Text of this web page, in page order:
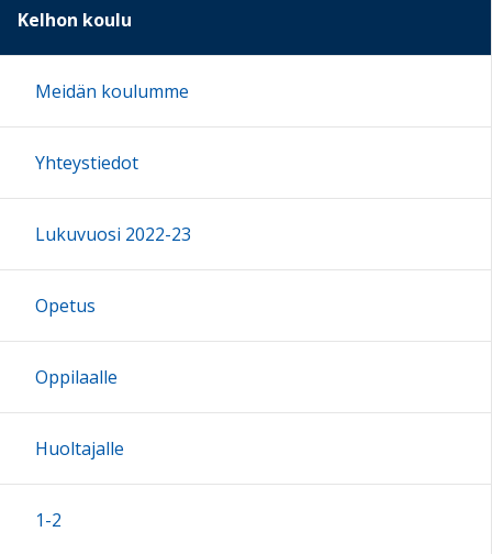
12:00
16:00
17:00
18:00
Kelhon koulu
Meidän koulumme
Yhteystiedot
Lukuvuosi 2022-23
Opetus
Oppilaalle
Huoltajalle
1-2